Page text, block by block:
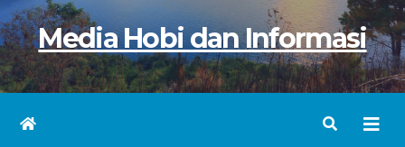
Media Hobi dan Informasi